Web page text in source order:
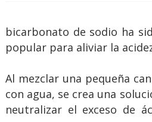
bicarbonato de sodio ha
popular para aliviar la
Al mezclar una pequeña
con agua, se crea una
neutralizar el exceso de